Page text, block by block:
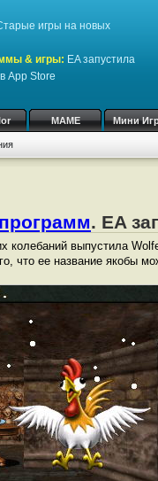
игры на новых
& игры: EA запустила
App Store
MAME Мини
. EA
колебаний выпустила
что ее название якобы